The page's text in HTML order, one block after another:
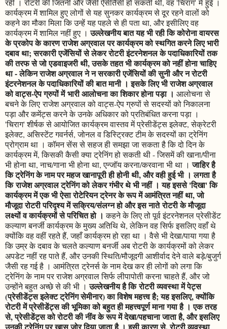
रही । रोटरी की जितनी और जैसी ऐसीतैसी हो सकती थी, वह 'चिराग' में हुई ।
कार्यक्रम में शामिल हुए लोगों से यह सुनकर कार्यक्रम से दूर रहने वालों को
कहने का मौका मिला कि उन्हें यह पहले से ही पता था, और इसीलिए वह
कार्यक्रम में शामिल नहीं हुए ।उल्लेखनीय बात यह भी रही कि कोरोना वायरस
के प्रकोप के कारण राजेश अग्रवाल पर कार्यक्रम को स्थगित करने लिए भारी
दबाव था; सरकारी एजेंसियों से लेकर रोटरी इंटरनेशनल के पदाधिकारियों तक
की तरफ से जो एडवाइजरी थी, उसके तहत भी कार्यक्रम को नहीं होना चाहिए
था - लेकिन राजेश अग्रवाल ने न सरकारी एजेंसियों की सुनी और न रोटरी
इंटरनेशनल के पदाधिकारियों की बात मानी । इसके लिए भी राजेश अग्रवाल
को वाट्स-ऐप ग्रुपों में भारी आलोचना का शिकार होना पड़ा । आलोचना से
बचने के लिए राजेश अग्रवाल को वाट्स-ऐप ग्रुपों से सदस्यों को निकालना
पड़ा और कमेंट्स करने के उनके अधिकार को प्रतिबंधित करना पड़ा ।
'चिराग' शीर्षक से आयोजित कार्यक्रम वास्तव में प्रेसीडेंट्स इलेक्ट, सेक्रेटरी
इलेक्ट, असिस्टेंट गवर्नर्स, जोनल व डिस्ट्रिक्ट टीम के सदस्यों का ट्रेनिंग
प्रोग्राम था । कॉमन सेंस से सहज ही समझा जा सकता है कि दो दिन के
कार्यक्रम में, किसकी कैसी क्या ट्रेनिंग हो सकती थी - जिसमें की खाना/पीना
भी होना था, नाच/गाना भी होना था, एन्जॉय करना/करवाना भी था ।जाहिर है
कि ट्रेनिंग के नाम पर महज खानापूरी ही होनी थी, और वही हुई भी । लगता है
कि राजेश अग्रवाल ट्रेनिंग को लेकर गंभीर थे भी नहीं । यह इससे 'दिखा' कि
कार्यक्रम में एक भी ऐसा रोटेरियन ट्रेनर के रूप में आमंत्रित नहीं था, जो
मौजूदा रोटरी परिदृश्य में सक्रिय/संलग्न हो और इस नाते रोटरी के मौजूदा
लक्ष्यों व कार्यक्रमों से परिचित हो । कहने के लिए तो पूर्व इंटरनेशनल प्रेसीडेंट
कल्याण बनर्जी कार्यक्रम के मुख्य अतिथि थे, लेकिन वह सिर्फ इसलिए वहाँ थे
क्योंकि वह वहीं रहते हैं, जहाँ कार्यक्रम हो रहा था । वैसे भी देखा/पाया गया है
कि उम्र के दबाव के चलते कल्याण बनर्जी अब रोटरी के कार्यक्रमों को लेकर
अपडेट नहीं रह पाते हैं, और उनकी स्थिति/मौजूदगी आशीर्वाद देने वाले बड़े/बुजुर्ग
जैसी रह गई है । आमंत्रित ट्रेनर्स के नाम देख कर ही लोगों को लगा कि
ट्रेनिंग के नाम पर राजेश अग्रवाल सिर्फ लीपापोती करना चाहते हैं, और जो
उन्होंने बहुत अच्छे से की भी ।उल्लेखनीय है कि रोटरी व्यवस्था में पेट्स
(प्रेसीडेंट्स इलेक्ट ट्रेनिंग सेमीनार) का विशेष महत्त्व है; यह इसलिए, क्योंकि
रोटरी में प्रेसीडेंट्स की भूमिका को बहुत ही महत्त्वपूर्ण माना गया है । एक तरह
से, प्रेसीडेंट्स को रोटरी की नींव के रूप में देखा/पहचाना जाता है, और इसलिए
उनकी ट्रेनिंग पर खास जोर दिया जाता है । इसी कारण से, रोटरी व्यवस्था